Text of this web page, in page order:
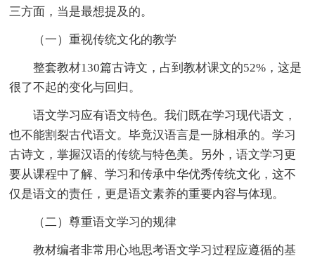
三方面，当是最想提及的。
（一）重视传统文化的教学
整套教材130篇古诗文，占到教材课文的52%，这是
很了不起的变化与回归。
语文学习应有语文特色。我们既在学习现代语文，
也不能割裂古代语文。毕竟汉语言是一脉相承的。学习
古诗文，掌握汉语的传统与特色美。另外，语文学习更
要从课程中了解、学习和传承中华优秀传统文化，这不
仅是语文的责任，更是语文素养的重要内容与体现。
（二）尊重语文学习的规律
教材编者非常用心地思考语文学习过程应遵循的基